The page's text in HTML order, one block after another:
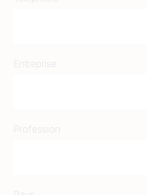
Entreprise
Profession